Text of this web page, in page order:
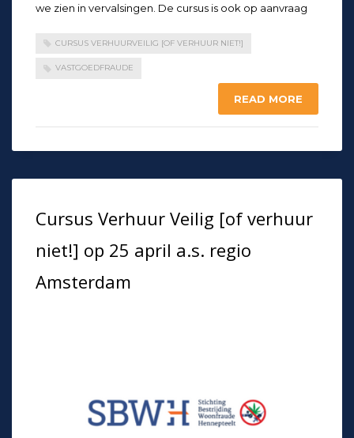
we zien in vervalsingen. De cursus is ook op aanvraag
CURSUS VERHUURVEILIG [OF VERHUUR NIET!]
VASTGOEDFRAUDE
READ MORE
Cursus Verhuur Veilig [of verhuur
niet!] op 25 april a.s. regio
Amsterdam